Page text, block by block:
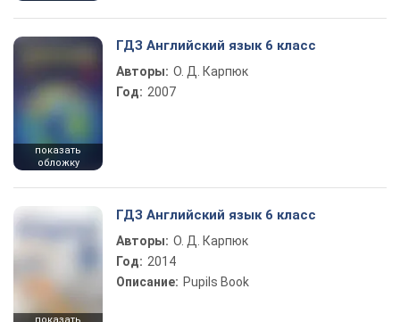
показать
обложку
ГДЗ Английский язык 6 класс
Авторы: О. Д. Карпюк
Год: 2007
ГДЗ Английский язык 6 класс
Авторы: О. Д. Карпюк
Год: 2014
Описание: Pupils Book